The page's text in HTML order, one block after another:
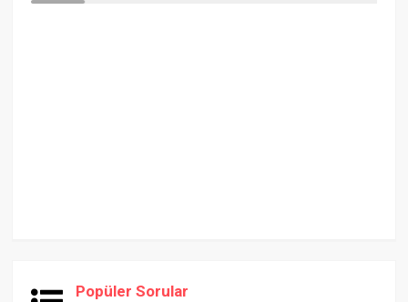
Popüler Sorular